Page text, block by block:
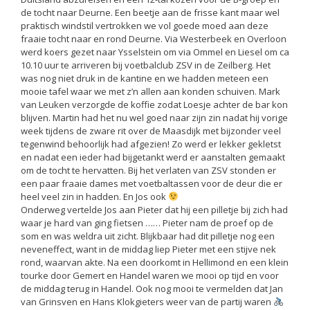
de tocht naar Deurne. Een beetje aan de frisse kant maar wel
praktisch windstil vertrokken we vol goede moed aan deze
fraaie tocht naar en rond Deurne. Via Westerbeek en Overloon
werd koers gezet naar Ysselstein om via Ommel en Liesel om ca
10.10 uur te arriveren bij voetbalclub ZSV in de Zeilberg. Het
was nog niet druk in de kantine en we hadden meteen een
mooie tafel waar we met z’n allen aan konden schuiven. Mark
van Leuken verzorgde de koffie zodat Loesje achter de bar kon
blijven. Martin had het nu wel goed naar zijn zin nadat hij vorige
week tijdens de zware rit over de Maasdijk met bijzonder veel
tegenwind behoorlijk had afgezien! Zo werd er lekker gekletst
en nadat een ieder had bijgetankt werd er aanstalten gemaakt
om de tocht te hervatten. Bij het verlaten van ZSV stonden er
een paar fraaie dames met voetbaltassen voor de deur die er
heel veel zin in hadden. En Jos ook
Onderweg vertelde Jos aan Pieter dat hij een pilletje bij zich had
waar je hard van ging fietsen …… Pieter nam de proef op de
som en was weldra uit zicht. Blijkbaar had dit pilletje nog een
neveneffect, want in de middag liep Pieter met een stijve nek
rond, waarvan akte. Na een doorkomt in Hellimond en een klein
tourke door Gemert en Handel waren we mooi op tijd en voor
de middag terug in Handel. Ook nog mooi te vermelden dat Jan
van Grinsven en Hans Klokgieters weer van de partij waren